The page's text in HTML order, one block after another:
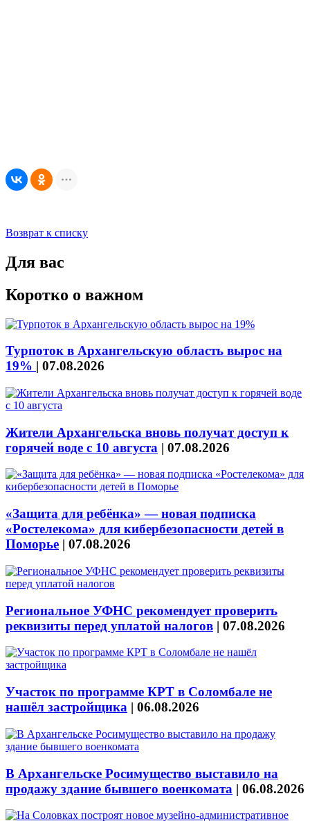
Возврат к списку
Для вас
Коротко о важном
Турпоток в Архангельскую область вырос на
19% | 07.08.2026
Жители Архангельска вновь получат доступ к
горячей воде с 10 августа | 07.08.2026
«Защита для ребёнка» — новая подписка
«Ростелекома» для кибербезопасности детей в
Поморье | 07.08.2026
Региональное УФНС рекомендует проверить
реквизиты перед уплатой налогов | 07.08.2026
Участок по программе КРТ в Соломбале не
нашёл застройщика | 06.08.2026
В Архангельске Росимущество выставило на
продажу здание бывшего военкомата | 06.08.2026